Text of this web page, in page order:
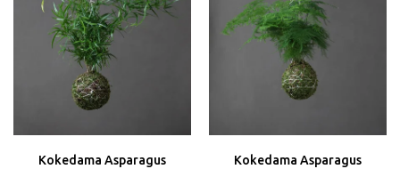
Kokedama Asparagus
Kokedama Asparagus